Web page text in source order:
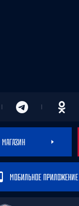
МАГАЗИН
МОБИЛЬНОЕ ПРИЛОЖЕНИЕ